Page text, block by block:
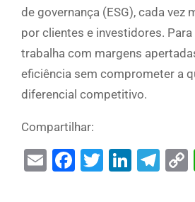
de governança (ESG), cada vez
por clientes e investidores. Para
trabalha com margens
eficiência sem comprometer a
diferencial competitivo.
Compartilhar:
EmailFacebook
Twitter